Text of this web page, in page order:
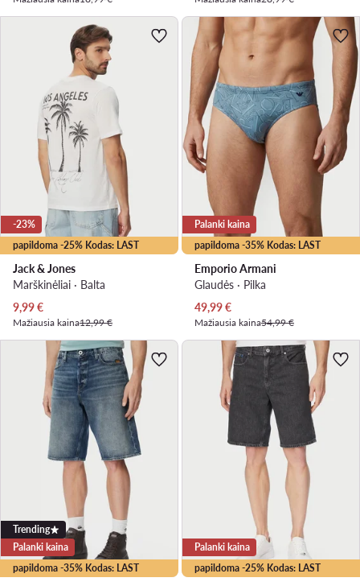
papildoma -25% Kodas: LAST
-23%
Jack & Jones
Marškinėliai · Balta
Dabartinė kaina
9,99€
Mažiausia kaina12,99 €
papildoma -35% Kodas: LAST
Palanki kaina
Emporio Armani
Glaudės · Pilka
Dabartinė kaina
49,99€
Mažiausia kaina54,99 €
papildoma -35% Kodas: LAST
Trending
Palanki kaina
papildoma -25% Kodas: LAST
Palanki kaina